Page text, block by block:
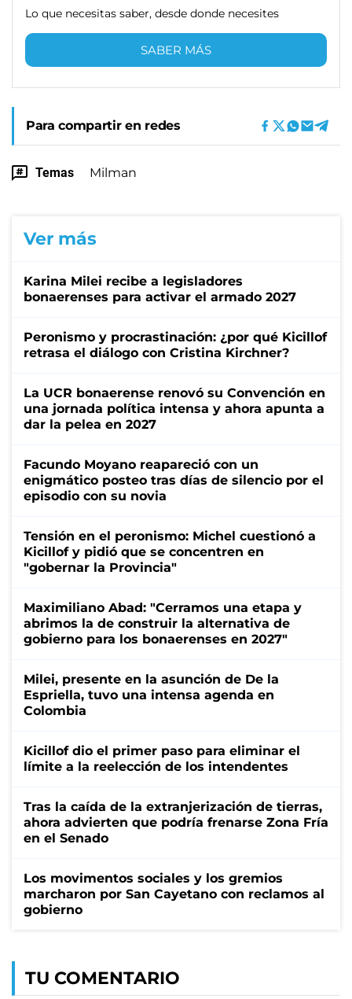
Lo que necesitas saber, desde donde necesites
SABER MÁS
Para compartir en redes
Temas Milman
Ver más
Karina Milei recibe a legisladores
bonaerenses para activar el armado 2027
Peronismo y procrastinación: ¿por qué Kicillof
retrasa el diálogo con Cristina Kirchner?
La UCR bonaerense renovó su Convención en
una jornada política intensa y ahora apunta a
dar la pelea en 2027
Facundo Moyano reapareció con un
enigmático posteo tras días de silencio por el
episodio con su novia
Tensión en el peronismo: Michel cuestionó a
Kicillof y pidió que se concentren en
"gobernar la Provincia"
Maximiliano Abad: "Cerramos una etapa y
abrimos la de construir la alternativa de
gobierno para los bonaerenses en 2027"
Milei, presente en la asunción de De la
Espriella, tuvo una intensa agenda en
Colombia
Kicillof dio el primer paso para eliminar el
límite a la reelección de los intendentes
Tras la caída de la extranjerización de tierras,
ahora advierten que podría frenarse Zona Fría
en el Senado
Los movimentos sociales y los gremios
marcharon por San Cayetano con reclamos al
gobierno
TU COMENTARIO